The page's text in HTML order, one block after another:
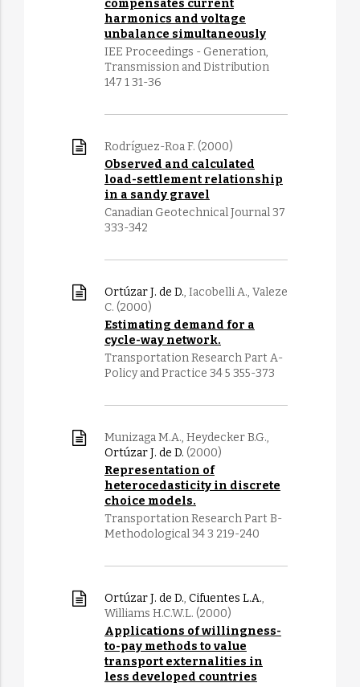
compensates current
harmonics and voltage
unbalance simultaneously
IEE Proceedings - Generation,
Transmission and Distribution
147 1 31-36
Rodríguez-Roa F. (2000)
Observed and calculated
load-settlement relationship
in a sandy gravel
Canadian Geotechnical Journal 37
333-342
Ortúzar J. de D., Iacobelli A., Valeze
C. (2000)
Estimating demand for a
cycle-way network.
Transportation Research Part A-
Policy and Practice 34 5 355-373
Munizaga M.A., Heydecker B.G.,
Ortúzar J. de D. (2000)
Representation of
heterocedasticity in discrete
choice models.
Transportation Research Part B-
Methodological 34 3 219-240
Ortúzar J. de D., Cifuentes L.A.,
Williams H.C.W.L. (2000)
Applications of willingness-
to-pay methods to value
transport externalities in
less developed countries